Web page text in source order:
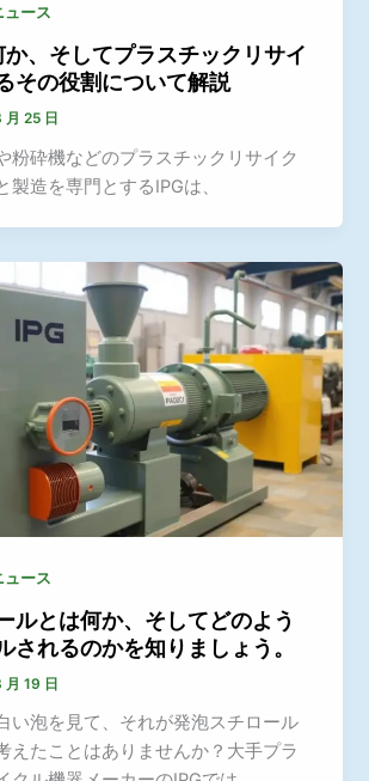
ュース
、そしてプラスチックリサイ
その役割について解説
月 25 日
粉砕機などのプラスチックリサイク
製造を専門とするIPGは、
ュース
ルとは何か、そしてどのよう
されるのかを知りましょう。
月 19 日
い泡を見て、それが発泡スチロール
えたことはありませんか？大手プラ